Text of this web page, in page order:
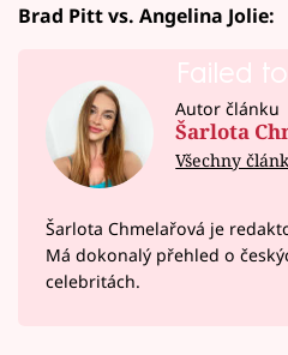
Brad Pitt vs. Angelina Jolie:
Failed
Autor článku
Šarlota
Všechny
Šarlota Chmelařová je
Má dokonalý přehled o
celebritách.